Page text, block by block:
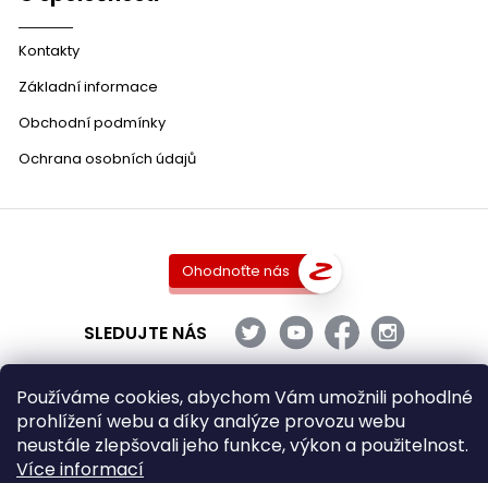
Používáme cookies, abychom Vám umožnili pohodlné
prohlížení webu a díky analýze provozu webu
neustále zlepšovali jeho funkce, výkon a použitelnost.
Více informací
Kontakty
Základní informace
Obchodní podmínky
Ochrana osobních údajů
Ohodnoťte nás
SLEDUJTE NÁS
Copyright 2026DobraVina.cz. Všechna práva vyhrazena.
Upravit nastavení cookies